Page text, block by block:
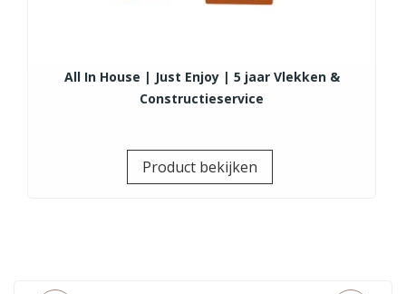
All In House | Just Enjoy | 5 jaar Vlekken &
Constructieservice
Product bekijken